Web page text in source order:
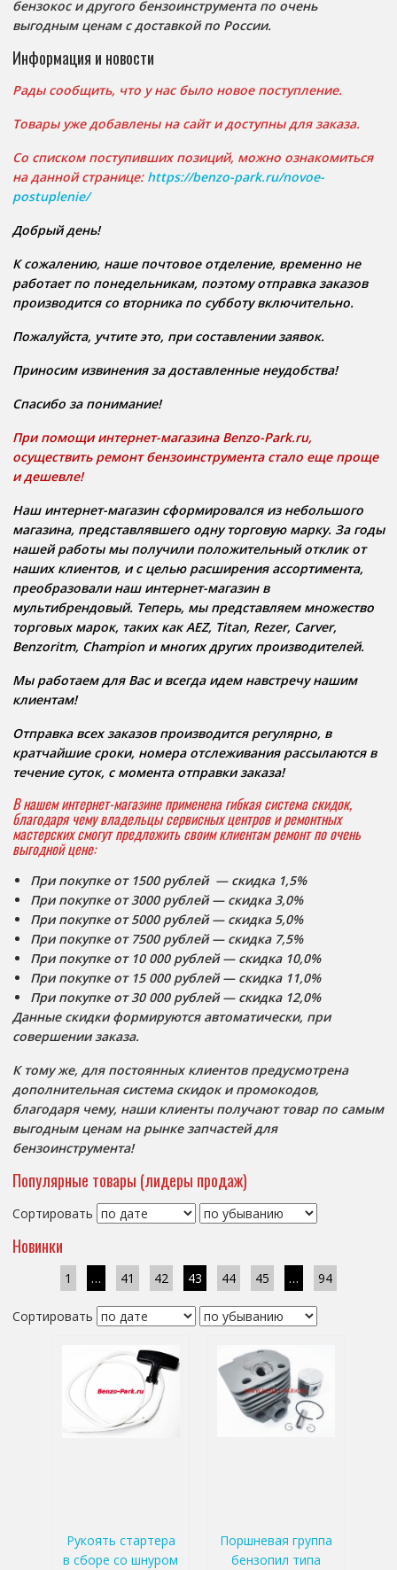
бензокос и другого бензоинструмента по очень
выгодным ценам с доставкой по России.
Информация и новости
Рады сообщить, что у нас было новое поступление.
Товары уже добавлены на сайт и доступны для заказа.
Со списком поступивших позиций, можно ознакомиться
на данной странице: https://benzo-park.ru/novoe-
postuplenie/
Добрый день!
К сожалению, наше почтовое отделение, временно не
работает по понедельникам, поэтому отправка заказов
производится со вторника по субботу включительно.
Пожалуйста, учтите это, при составлении заявок.
Приносим извинения за доставленные неудобства!
Спасибо за понимание!
При помощи интернет-магазина Benzo-Park.ru,
осуществить ремонт бензоинструмента стало еще проще
и дешевле!
Наш интернет-магазин сформировался из небольшого
магазина, представлявшего одну торговую марку. За годы
нашей работы мы получили положительный отклик от
наших клиентов, и с целью расширения ассортимента,
преобразовали наш интернет-магазин в
мультибрендовый. Теперь, мы представляем множество
торговых марок, таких как AEZ, Titan, Rezer, Carver,
Benzoritm, Champion и многих других производителей.
Мы работаем для Вас и всегда идем навстречу нашим
клиентам!
Отправка всех заказов производится регулярно, в
кратчайшие сроки, номера отслеживания рассылаются в
течение суток, с момента отправки заказа!
В нашем интернет-магазине применена гибкая система скидок,
благодаря чему владельцы сервисных центров и ремонтных
мастерских смогут предложить своим клиентам ремонт по очень
выгодной цене:
При покупке от 1500 рублей — скидка 1,5%
При покупке от 3000 рублей — скидка 3,0%
При покупке от 5000 рублей — скидка 5,0%
При покупке от 7500 рублей — скидка 7,5%
При покупке от 10 000 рублей — скидка 10,0%
При покупке от 15 000 рублей — скидка 11,0%
При покупке от 30 000 рублей — скидка 12,0%
Данные скидки формируются автоматически, при
совершении заказа.
К тому же, для постоянных клиентов предусмотрена
дополнительная система скидок и промокодов,
благодаря чему, наши клиенты получают товар по самым
выгодным ценам на рынке запчастей для
бензоинструмента!
Популярные товары (лидеры продаж)
Сортировать
Новинки
1 … 41 42 43 44 45 … 94
Сортировать
Рукоять стартера
в сборе со шнуром
Поршневая группа
бензопил типа